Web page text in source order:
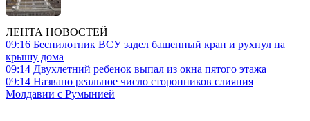
ЛЕНТА НОВОСТЕЙ
09:16 Беспилотник ВСУ задел башенный кран и рухнул на
крышу дома
09:14 Двухлетний ребенок выпал из окна пятого этажа
09:14 Названо реальное число сторонников слияния
Молдавии с Румынией